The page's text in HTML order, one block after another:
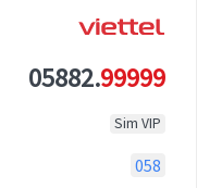
05882.99999
Sim VIP
058